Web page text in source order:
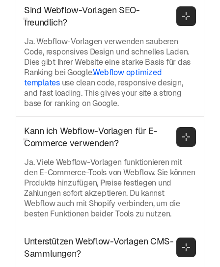
Sind Webflow-Vorlagen SEO-
freundlich?
Ja. Webflow-Vorlagen verwenden sauberen
Code, responsives Design und schnelles Laden.
Dies gibt Ihrer Website eine starke Basis für das
Ranking bei Google.Webflow optimized
templatesuse clean code, responsive design,
and fast loading. This gives your site a strong
base for ranking on Google.
Kann ich Webflow-Vorlagen für E-
Commerce verwenden?
Ja. Viele Webflow-Vorlagen funktionieren mit
den E-Commerce-Tools von Webflow. Sie können
Produkte hinzufügen, Preise festlegen und
Zahlungen sofort akzeptieren. Du kannst
Webflow auch mit Shopify verbinden, um die
besten Funktionen beider Tools zu nutzen.
Unterstützen Webflow-Vorlagen CMS-
Sammlungen?